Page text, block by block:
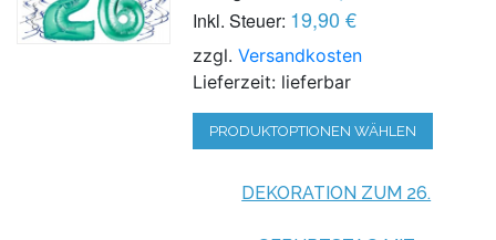
Inkl. Steuer: 19,90 €
zzgl.Versandkosten
Lieferzeit: lieferbar
PRODUKTOPTIONEN WÄHLEN
DEKORATION ZUM 26.